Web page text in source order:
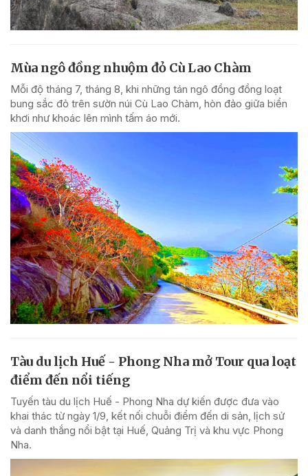
Mùa ngô đồng nhuộm đỏ Cù Lao Chàm
Mỗi độ tháng 7, tháng 8, khi những tán ngô đồng đồng loạt
bung sắc đỏ trên sườn núi Cù Lao Chàm, hòn đảo giữa biển
khơi như khoác lên mình tấm áo mới.
Tàu du lịch Huế - Phong Nha mở Tour qua loạt
điểm đến nổi tiếng
Tuyến tàu du lịch Huế - Phong Nha dự kiến được đưa vào
khai thác từ ngày 1/9, kết nối chuỗi điểm đến di sản, lịch sử
và danh thắng nổi bật tại Huế, Quảng Trị và khu vực Phong
Nha.